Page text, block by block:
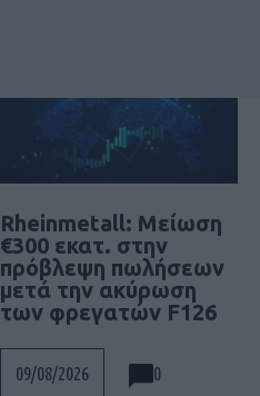
Rheinmetall: Μείωση
€300 εκατ. στην
πρόβλεψη πωλήσεων
μετά την ακύρωση
των φρεγατών F126
09/08/2026 0